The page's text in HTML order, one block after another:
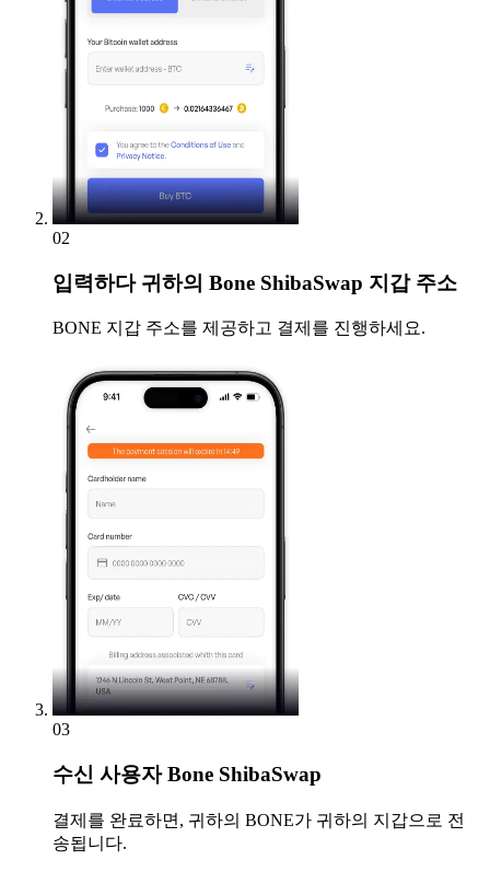
02
입력하다귀하의 Bone ShibaSwap 지갑 주소
BONE 지갑 주소를 제공하고 결제를 진행하세요.
03
수신 사용자 Bone ShibaSwap
결제를 완료하면, 귀하의 BONE가 귀하의 지갑으로 전
송됩니다.